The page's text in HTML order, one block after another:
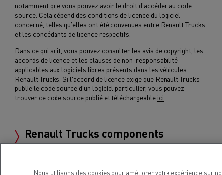
notamment que vous pouvez avoir le droit d'accéder au code
source. Cela dépend des conditions de licence du logiciel
concerné, telles qu'elles ont été convenues entre Renault Trucks
et les concédants de licence respectifs.
Dans ce qui suit, vous pouvez consulter les avis de copyright, les
accords de licence et les clauses de non-responsabilité
applicables aux logiciels libres présents dans les véhicules
Renault Trucks. Si l'accord de licence exige que Renault Trucks
publie le code source d'un logiciel particulier, vous pouvez
trouver ce code source publié et téléchargeable ici
Renault Trucks components
UNIT
Nous utilisons des cookies pour améliorer votre expérience sur